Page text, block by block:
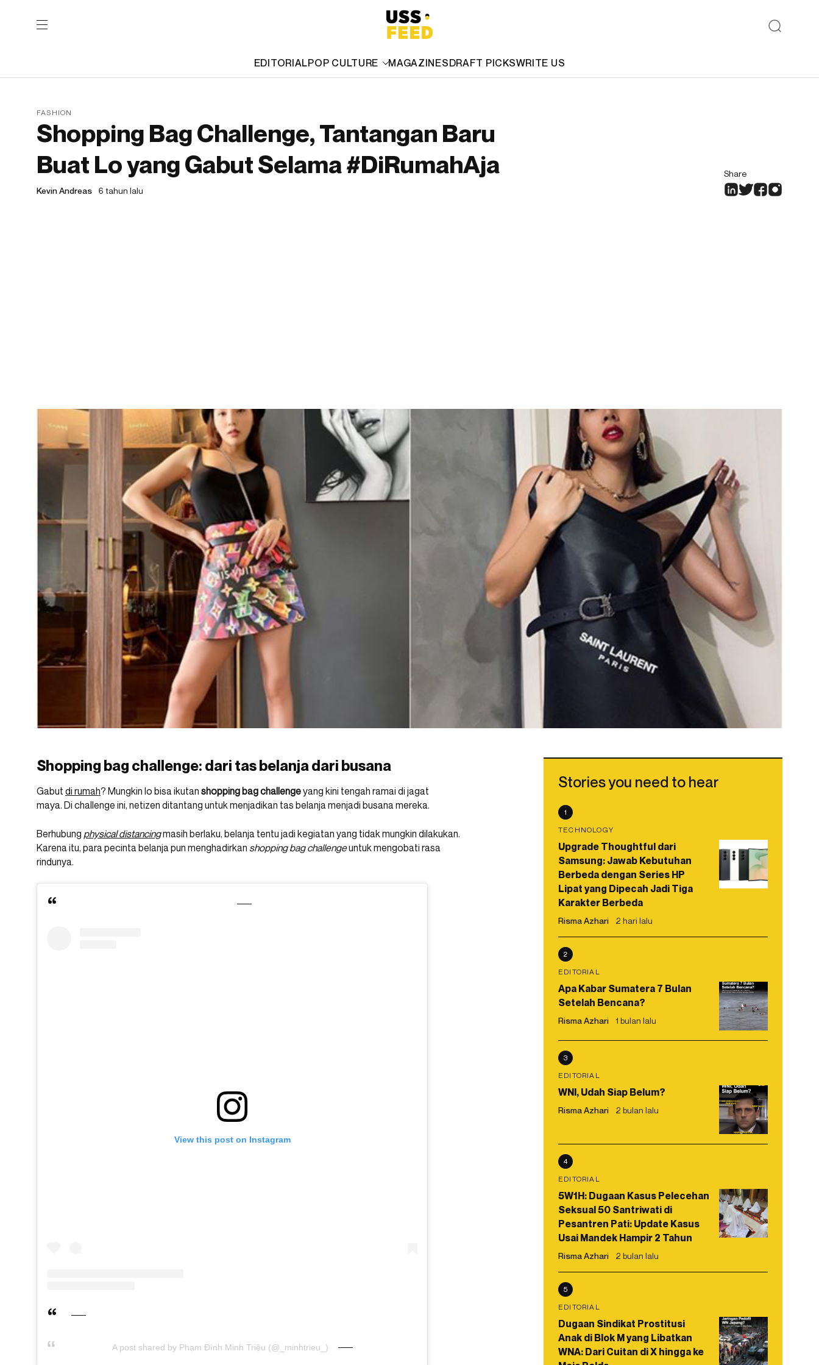
EDITORIALPOP CULTURE MAGAZINESDRAFT PICKSWRITE US
FASHION
Shopping Bag Challenge, Tantangan Baru
Buat Lo yang Gabut Selama #DiRumahAja
Kevin Andreas 6 tahun lalu
Share
Shopping bag challenge: dari tas belanja dari busana
Gabut di rumah? Mungkin lo bisa ikutan shopping bag challengeyang kini tengah ramai di jagat
maya. Di challenge ini, netizen ditantang untuk menjadikan tas belanja menjadi busana mereka.
Berhubung physical distancingmasih berlaku, belanja tentu jadi kegiatan yang tidak mungkin dilakukan.
Karena itu, para pecinta belanja pun menghadirkan shopping bag challengeuntuk mengobati rasa
rindunya.
View this post on Instagram
A post shared by Phạm Đình Minh Triệu (@_minhtrieu_)
Stories you need to hear
1
TECHNOLOGY
Upgrade Thoughtful dari
Samsung: Jawab Kebutuhan
Berbeda dengan Series HP
Lipat yang Dipecah Jadi Tiga
Karakter Berbeda
Risma Azhari 2 hari lalu
2
EDITORIAL
Apa Kabar Sumatera 7 Bulan
Setelah Bencana?
Risma Azhari 1 bulan lalu
3
EDITORIAL
WNI, Udah Siap Belum?
Risma Azhari 2 bulan lalu
4
EDITORIAL
5W1H: Dugaan Kasus Pelecehan
Seksual 50 Santriwati di
Pesantren Pati: Update Kasus
Usai Mandek Hampir 2 Tahun
Risma Azhari 2 bulan lalu
5
EDITORIAL
Dugaan Sindikat Prostitusi
Anak di Blok M yang Libatkan
WNA: Dari Cuitan di X hingga ke